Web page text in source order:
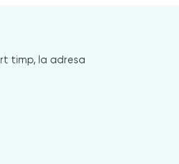
timp, la adresa